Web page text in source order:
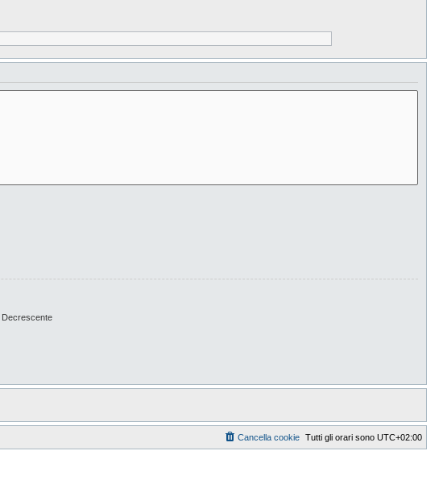
Decrescente
Tutti gli orari sono UTC+02:00
Cancella cookie